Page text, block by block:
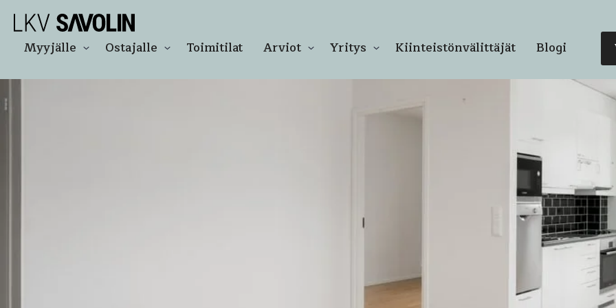
Siirry
suoraan
sisältöön
LKV Savolin
Apunasi
ja
Myyjälle Ostajalle Toimitilat Arviot Yritys Kiinteistönvälittäjät Blogi